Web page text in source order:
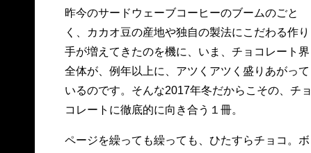
昨今のサードウェーブコーヒーのブームのごと
く、カカオ豆の産地や独自の製法にこだわる作り
手が増えてきたのを機に、いま、チョコレート界
全体が、例年以上に、アツくアツく盛りあがって
いるのです。そんな2017年冬だからこその、チョ
コレートに徹底的に向き合う１冊。
ページを繰っても繰っても、ひたすらチョコ。ボ